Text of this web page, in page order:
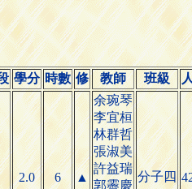
學分 時數 修 教師 班級
2.0 6 ▲
余琬琴
李宜桓
林群哲
張淑美
許益瑞
郭霽慶
分子四